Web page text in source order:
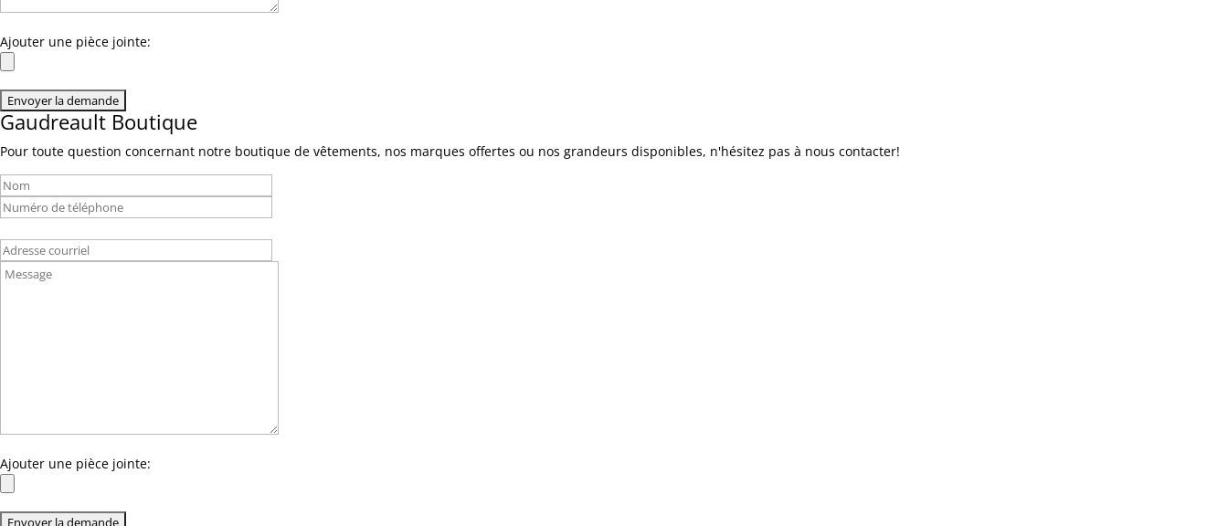
Ajouter une pièce jointe:
Gaudreault Boutique
Pour toute question concernant notre boutique de vêtements, nos marques offertes ou nos grandeurs disponibles, n'hésitez pas à nous contacter!
Ajouter une pièce jointe: